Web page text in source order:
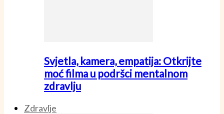
Svjetla, kamera, empatija: Otkrijte
moć filma u podršci mentalnom
zdravlju
Zdravlje